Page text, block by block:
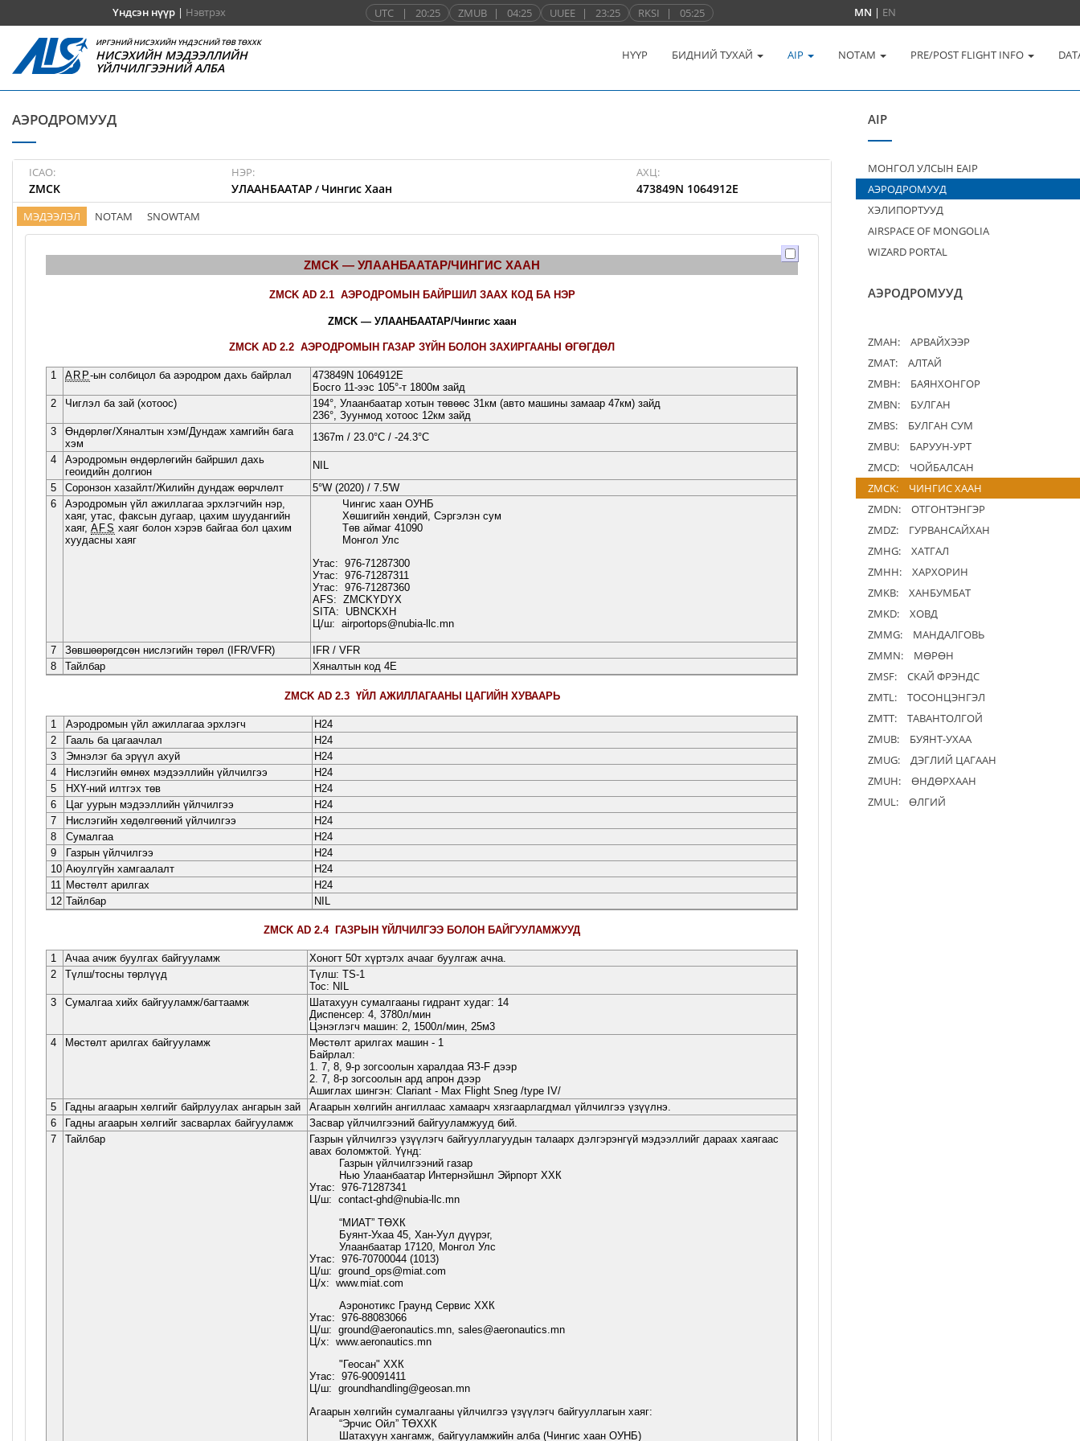
Үндсэн нүүр| Нэвтрэх UTC | 20:25 ZMUB | 04:25 UUEE | 23:25 RKSI | 05:25 MN | EN
ИРГЭНИЙ НИСЭХИЙН ҮНДЭСНИЙ ТӨВ ТӨХХК
НИСЭХИЙН МЭДЭЭЛЛИЙН
ҮЙЛЧИЛГЭЭНИЙ АЛБА
НҮҮР БИДНИЙ ТУХАЙ AIP NOTAM PRE/POST FLIGHT INFO
АЭРОДРОМУУД
ICAO:
ZMCK
НЭР:
УЛААНБААТАР / Чингис Хаан
АХЦ:
473849N 1064912E
МЭДЭЭЛЭЛ NOTAM SNOWTAM
AIP
МОНГОЛ УЛСЫН EAIP
АЭРОДРОМУУД
ХЭЛИПОРТУУД
AIRSPACE OF MONGOLIA
WIZARD PORTAL
АЭРОДРОМУУД
ZMAH:
АРВАЙХЭЭР
ZMAT:
АЛТАЙ
ZMBH:
БАЯНХОНГОР
ZMBN:
БУЛГАН
ZMBS:
БУЛГАН СУМ
ZMBU:
БАРУУН-УРТ
ZMCD:
ЧОЙБАЛСАН
ZMCK:
ЧИНГИС ХААН
ZMDN:
ОТГОНТЭНГЭР
ZMDZ:
ГУРВАНСАЙХАН
ZMHG:
ХАТГАЛ
ZMHH:
ХАРХОРИН
ZMKB:
ХАНБУМБАТ
ZMKD:
ХОВД
ZMMG:
МАНДАЛГОВЬ
ZMMN:
МӨРӨН
ZMSF:
СКАЙ ФРЭНДС
ZMTL:
ТОСОНЦЭНГЭЛ
ZMTT:
ТАВАНТОЛГОЙ
ZMUB:
БУЯНТ-УХАА
ZMUG:
ДЭГЛИЙ ЦАГААН
ZMUH:
ӨНДӨРХААН
ZMUL:
ӨЛГИЙ